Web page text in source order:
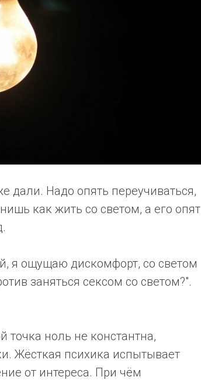
дали. Надо опять переучиваться,
как жить со светом, а его
я ощущаю дискомфорт, со светом
заняться сексом со светом?".
точка ноль не константна,
Жёсткая психика испытывает
от интереса. При чём